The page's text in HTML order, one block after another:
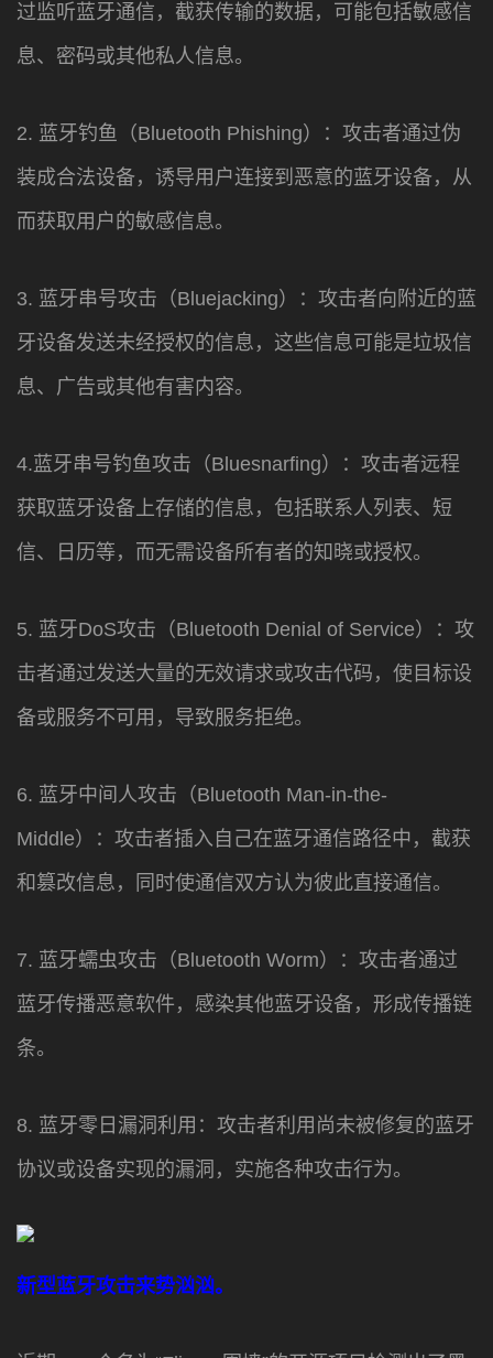
过监听蓝牙通信，截获传输的数据，可能包括敏感信
息、密码或其他私人信息。
2. 蓝牙钓鱼（Bluetooth Phishing）：攻击者通过伪
装成合法设备，诱导用户连接到恶意的蓝牙设备，从
而获取用户的敏感信息。
3. 蓝牙串号攻击（Bluejacking）：攻击者向附近的蓝
牙设备发送未经授权的信息，这些信息可能是垃圾信
息、广告或其他有害内容。
4.蓝牙串号钓鱼攻击（Bluesnarfing）：攻击者远程
获取蓝牙设备上存储的信息，包括联系人列表、短
信、日历等，而无需设备所有者的知晓或授权。
5. 蓝牙DoS攻击（Bluetooth Denial of Service）：攻
击者通过发送大量的无效请求或攻击代码，使目标设
备或服务不可用，导致服务拒绝。
6. 蓝牙中间人攻击（Bluetooth Man-in-the-
Middle）：攻击者插入自己在蓝牙通信路径中，截获
和篡改信息，同时使通信双方认为彼此直接通信。
7. 蓝牙蠕虫攻击（Bluetooth Worm）：攻击者通过
蓝牙传播恶意软件，感染其他蓝牙设备，形成传播链
条。
8. 蓝牙零日漏洞利用：攻击者利用尚未被修复的蓝牙
协议或设备实现的漏洞，实施各种攻击行为。
新型蓝牙攻击来势汹汹。